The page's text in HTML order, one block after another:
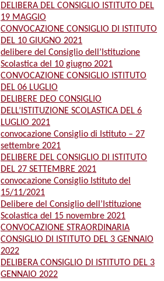
DELIBERA DEL CONSIGLIO ISTITUTO DEL
19 MAGGIO
CONVOCAZIONE CONSIGLIO DI ISTITUTO
DEL 10 GIUGNO 2021
delibere del Consiglio dell’Istituzione
Scolastica del 10 giugno 2021
CONVOCAZIONE CONSIGLIO ISTITUTO
DEL 06 LUGLIO
DELIBERE DEO CONSIGLIO
DELL’ISTITUZIONE SCOLASTICA DEL 6
LUGLIO 2021
convocazione Consiglio di Istituto – 27
settembre 2021
DELIBERE DEL CONSIGLIO DI ISTITUTO
DEL 27 SETTEMBRE 2021
convocazione Consiglio Istituto del
15/11/2021
Delibere del Consiglio dell’Istituzione
Scolastica del 15 novembre 2021
CONVOCAZIONE STRAORDINARIA
CONSIGLIO DI ISTITUTO DEL 3 GENNAIO
2022
DELIBERA CONSIGLIO DI ISTITUTO DEL 3
GENNAIO 2022